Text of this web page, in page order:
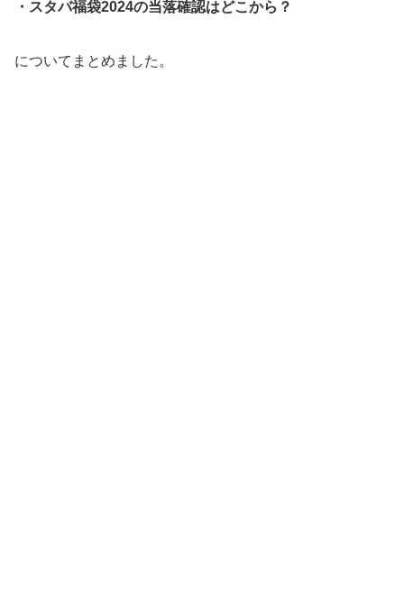
・スタバ福袋2024の当落確認はどこから？
についてまとめました。